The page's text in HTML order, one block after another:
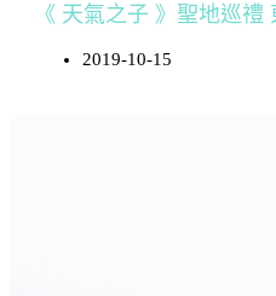
《 天氣之子 》聖地巡禮
2019-10-15